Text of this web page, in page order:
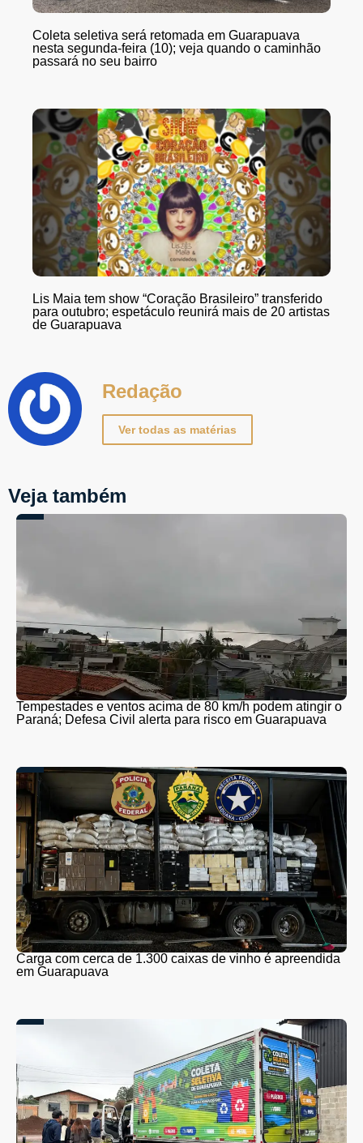
Coleta seletiva será retomada em Guarapuava
nesta segunda-feira (10); veja quando o caminhão
passará no seu bairro
Lis Maia tem show “Coração Brasileiro” transferido
para outubro; espetáculo reunirá mais de 20 artistas
de Guarapuava
Redação
Ver todas as matérias
Veja também
Tempestades e ventos acima de 80 km/h podem atingir o
Paraná; Defesa Civil alerta para risco em Guarapuava
Carga com cerca de 1.300 caixas de vinho é apreendida
em Guarapuava